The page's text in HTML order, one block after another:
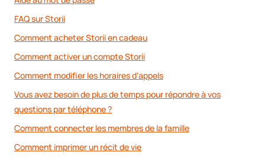
FAQ sur Storii
Comment acheter Storii en cadeau
Comment activer un compte Storii
Comment modifier les horaires d'appels
Vous avez besoin de plus de temps pour répondre à vos
questions par téléphone ?
Comment connecter les membres de la famille
Comment imprimer un récit de vie